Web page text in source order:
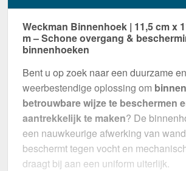
Weckman Binnenhoek | 11,5 cm x
m – Schone overgang &
binnenhoeken
Bent u op zoek naar een duurzame en
weerbestendige oplossing om
betrouwbare wijze te beschermen
aantrekkelijk te maken? De
een nauwkeurige afwerking van
beschermt tegen vocht en
draagt bij aan een uniform uiterlijk.